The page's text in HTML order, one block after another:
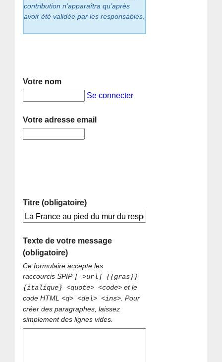
contribution n’apparaîtra qu’après
avoir été validée par les responsables.
Votre nom
Se connecter
Votre adresse email
Titre (obligatoire)
Texte de votre message
(obligatoire)
Ce formulaire accepte les
raccourcis SPIP [->url] {{gras}}
{italique} <quote> <code> et le
code HTML<q> <del> <ins>. Pour
créer des paragraphes, laissez
simplement des lignes vides.